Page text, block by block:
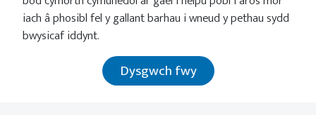
iach â phosibl fel y gallant barhau i wneud y pethau sydd
bwysicaf iddynt.
Dysgwch fwy